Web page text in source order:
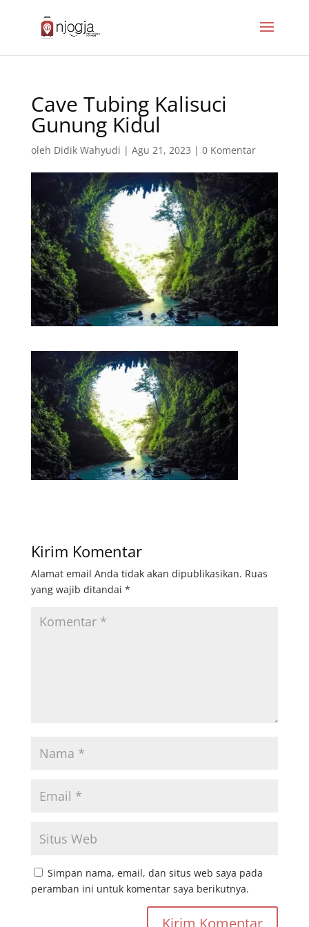
Cave Tubing Kalisuci
Gunung Kidul
oleh Didik Wahyudi | Agu 21, 2023 | 0 Komentar
Kirim Komentar
Alamat email Anda tidak akan dipublikasikan. Ruas
yang wajib ditandai *
Simpan nama, email, dan situs web saya pada
peramban ini untuk komentar saya berikutnya.